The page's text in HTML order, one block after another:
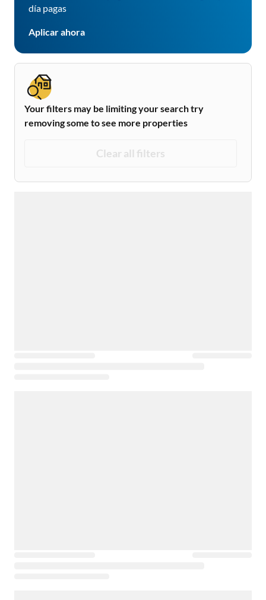
día pagas
Aplicar ahora
Your filters may be limiting your search try
removing some to see more properties
Clear all filters